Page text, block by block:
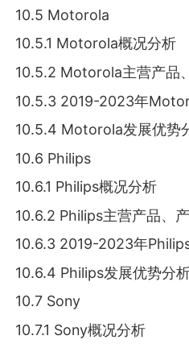
10.5 Motorola
10.5.1 Motorola概况分析
10.5.2 Motorola主营产品
10.5.3 2019-2023年
10.5.4 Motorola发展优势
10.6 Philips
10.6.1 Philips概况分析
10.6.2 Philips主营产品、
10.6.3 2019-2023年
10.6.4 Philips发展优势分
10.7 Sony
10.7.1 Sony概况分析